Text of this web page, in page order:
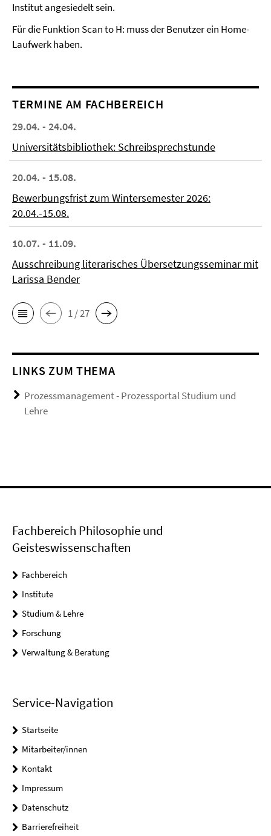
Institut angesiedelt sein.
Für die Funktion Scan to H: muss der Benutzer ein Home-
Laufwerk haben.
TERMINE AM FACHBEREICH
29.04. - 24.04.
Universitätsbibliothek: Schreibsprechstunde
20.04. - 15.08.
Bewerbungsfrist zum Wintersemester 2026:
20.04.-15.08.
10.07. - 11.09.
Ausschreibung literarisches Übersetzungsseminar mit
Larissa Bender
1 / 27
LINKS ZUM THEMA
Prozessmanagement - Prozessportal Studium und
Lehre
Fachbereich Philosophie und
Geisteswissenschaften
Fachbereich
Institute
Studium & Lehre
Forschung
Verwaltung & Beratung
Service-Navigation
Startseite
Mitarbeiter/innen
Kontakt
Impressum
Datenschutz
Barrierefreiheit